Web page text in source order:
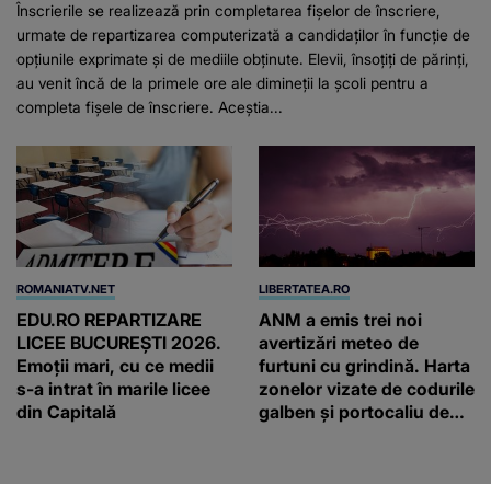
Înscrierile se realizează prin completarea fișelor de înscriere,
urmate de repartizarea computerizată a candidaților în funcție de
opțiunile exprimate și de mediile obținute. Elevii, însoțiți de părinți,
au venit încă de la primele ore ale dimineții la școli pentru a
completa fișele de înscriere. Aceștia...
ROMANIATV.NET
EDU.RO REPARTIZARE
LICEE BUCUREŞTI 2026.
Emoţii mari, cu ce medii
s-a intrat în marile licee
din Capitală
LIBERTATEA.RO
ANM a emis trei noi
avertizări meteo de
furtuni cu grindină. Harta
zonelor vizate de codurile
galben și portocaliu de